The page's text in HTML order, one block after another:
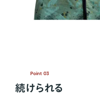
Point 03
続けられる